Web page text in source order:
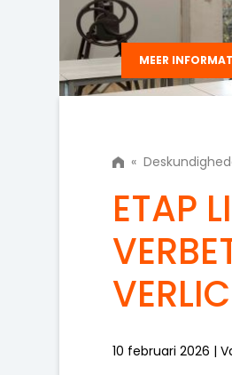
MEER
«
ETAP
10 februari 2026 |